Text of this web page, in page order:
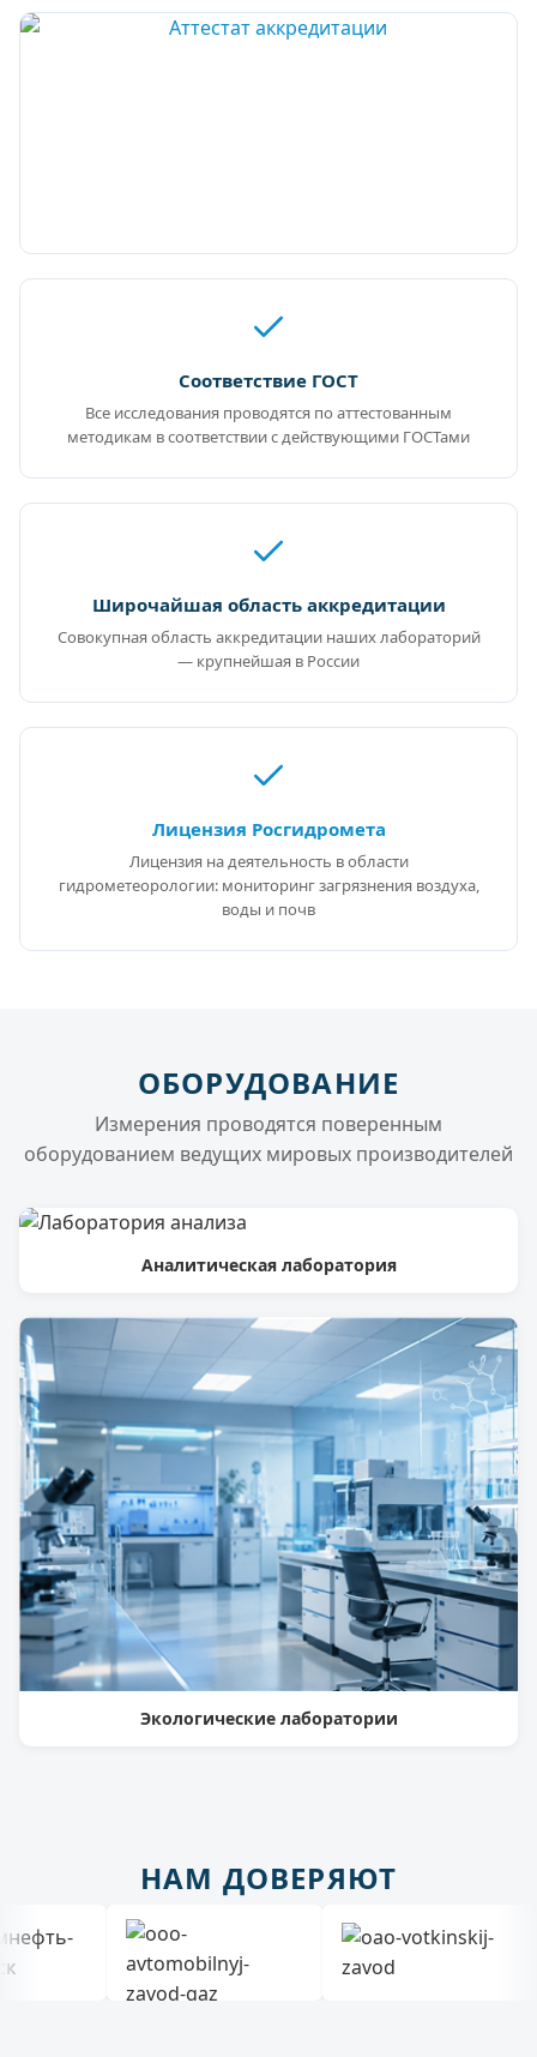
Соответствие ГОСТ
Все исследования проводятся по аттестованным
методикам в соответствии с действующими ГОСТами
Широчайшая область аккредитации
Совокупная область аккредитации наших лабораторий
— крупнейшая в России
Лицензия Росгидромета
Лицензия на деятельность в области
гидрометеорологии: мониторинг загрязнения воздуха,
воды и почв
ОБОРУДОВАНИЕ
Измерения проводятся поверенным
оборудованием ведущих мировых производителей
Аналитическая лаборатория
Экологические лаборатории
НАМ ДОВЕРЯЮТ